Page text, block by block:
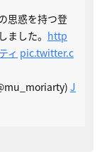
思惑を持つ登
した。 http
ィ pic.twitter.c
J